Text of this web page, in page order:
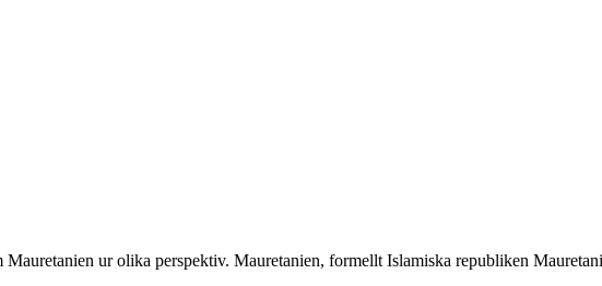
ur olika perspektiv. Mauretanien, formellt Islamiska republiken